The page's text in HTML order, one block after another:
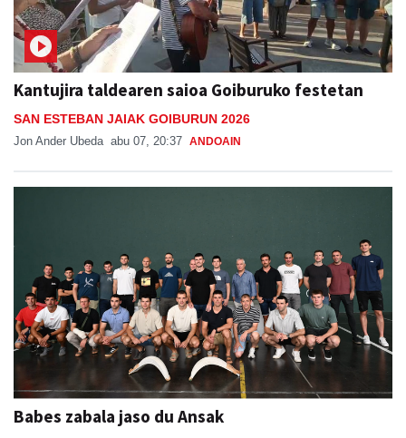
Kantujira taldearen saioa Goiburuko festetan
SAN ESTEBAN JAIAK GOIBURUN 2026
Jon Ander Ubeda abu 07, 20:37 ANDOAIN
Babes zabala jaso du Ansak